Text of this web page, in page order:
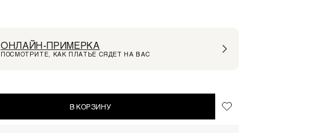
ОНЛАЙН-ПРИМЕРКА
ПОСМОТРИТЕ, КАК ПЛАТЬЕ СЯДЕТ НА ВАС
В КОРЗИНУ